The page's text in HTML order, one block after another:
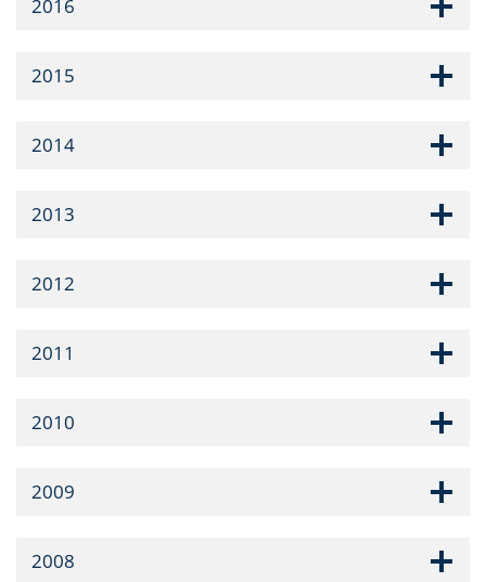
2016
2015
2014
2013
2012
2011
2010
2009
2008